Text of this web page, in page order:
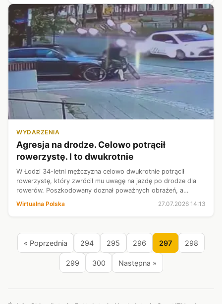
WYDARZENIA
Agresja na drodze. Celowo potrącił
rowerzystę. I to dwukrotnie
W Łodzi 34-letni mężczyzna celowo dwukrotnie potrącił
rowerzystę, który zwrócił mu uwagę na jazdę po drodze dla
rowerów. Poszkodowany doznał poważnych obrażeń, a
sprawca został zatrzymany dzień później. Grozi mu kara nawet
Wirtualna Polska 27.07.2026 14:13
« Poprzednia 294 295 296 297 298
299 300 Następna »